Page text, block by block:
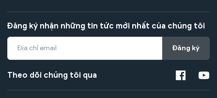
Đăng ký nhận những tin tức mới nhất của chúng tôi
Đăng ký
Theo dõi chúng tôi qua